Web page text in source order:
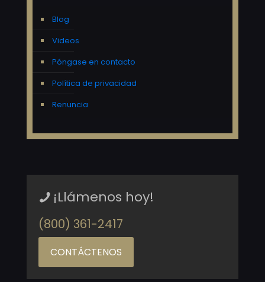
Blog
Videos
Póngase en contacto
Política de privacidad
Renuncia
¡Llámenos hoy!
(800) 361-2417
CONTÁCTENOS